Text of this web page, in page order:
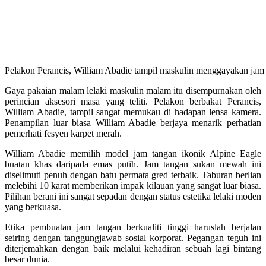
Pelakon Perancis, William Abadie tampil maskulin menggayakan
Gaya pakaian malam lelaki maskulin malam itu disempurnakan oleh
perincian aksesori masa yang teliti. Pelakon berbakat Perancis,
William Abadie, tampil sangat memukau di hadapan lensa kamera.
Penampilan luar biasa William Abadie berjaya menarik perhatian
pemerhati fesyen karpet merah.
William Abadie memilih model jam tangan ikonik Alpine Eagle
buatan khas daripada emas putih. Jam tangan sukan mewah ini
diselimuti penuh dengan batu permata gred terbaik.Taburan berlian
melebihi 10 karat memberikan impak kilauan yang sangat luar biasa.
Pilihan berani ini sangat sepadan dengan status estetika lelaki moden
yang berkuasa.
Etika pembuatan jam tangan berkualiti tinggi haruslah berjalan
seiring dengan tanggungjawab sosial korporat. Pegangan teguh ini
diterjemahkan dengan baik melalui kehadiran sebuah lagi bintang
besar dunia.